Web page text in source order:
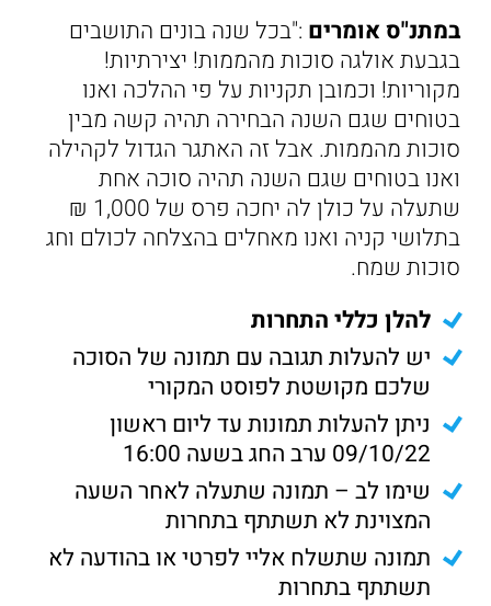
במתנ"ס אומרים :"בכל שנה בונים התושבים
בגבעת אולגה סוכות מהממות! יצירתיות!
מקוריות! וכמובן תקניות על פי ההלכה ואנו
בטוחים שגם השנה הבחירה תהיה קשה מבין
סוכות מהממות. אבל זה האתגר הגדול לקהילה
ואנו בטוחים שגם השנה תהיה סוכה אחת
שתעלה על כולן לה יחכה פרס של 1,000 ₪
בתלושי קניה ואנו מאחלים בהצלחה לכולם וחג
סוכות שמח.
להלן כללי התחרות
יש להעלות תגובה עם תמונה של הסוכה
שלכם מקושטת לפוסט המקורי
ניתן להעלות תמונות עד ליום ראשון
09/10/22 ערב החג בשעה 16:00
שימו לב – תמונה שתעלה לאחר השעה
המצוינת לא תשתתף בתחרות
תמונה שתשלח אליי לפרטי או בהודעה לא
תשתתף בתחרות